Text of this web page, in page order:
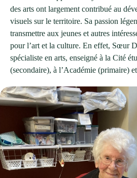
des arts ont largement contribué au
visuels sur le territoire. Sa passion
transmettre aux jeunes et autres
pour l’art et la culture. En effet, Sœur
spécialiste en arts, enseigné à la Cité
(secondaire), à l’Académie (primaire)